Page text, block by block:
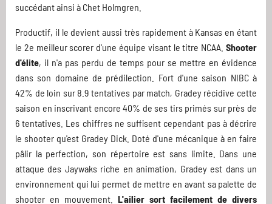
succédant ainsi à Chet Holmgren.
Productif, il le devient aussi très rapidement à Kansas en étant
le 2e meilleur scorer d'une équipe visant le titre NCAA. Shooter
d'élite, il n'a pas perdu de temps pour se mettre en évidence
dans son domaine de prédilection. Fort d'une saison NIBC à
42% de loin sur 8.9 tentatives par match, Gradey récidive cette
saison en inscrivant encore 40% de ses tirs primés sur près de
6 tentatives. Les chiffres ne suffisent cependant pas à décrire
le shooter qu'est Gradey Dick. Doté d'une mécanique à en faire
pâlir la perfection, son répertoire est sans limite. Dans une
attaque des Jaywaks riche en animation, Gradey est dans un
environnement qui lui permet de mettre en avant sa palette de
shooter en mouvement. L'ailier sort facilement de divers